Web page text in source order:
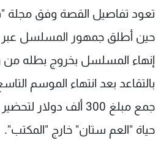
حين أطلق جمهور المسلسل عبر
إنهاء المسلسل بخروج بطله
جمع مبلغ 300 ألف
حياة "العم ستان" خارج "المكتب".